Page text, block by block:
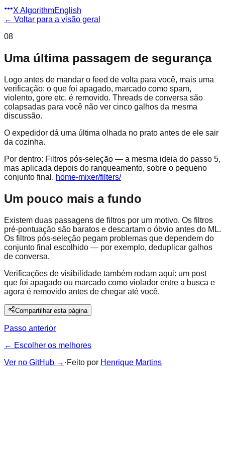
X AlgorithmEnglish
← Voltar para a visão geral
08
Uma última passagem de segurança
Logo antes de mandar o feed de volta para você, mais uma
verificação: o que foi apagado, marcado como spam,
violento, gore etc. é removido. Threads de conversa são
colapsadas para você não ver cinco galhos da mesma
discussão.
O expedidor dá uma última olhada no prato antes de ele sair
da cozinha.
Por dentro: Filtros pós-seleção — a mesma ideia do passo 5,
mas aplicada depois do ranqueamento, sobre o pequeno
conjunto final. home-mixer/filters/
Um pouco mais a fundo
Existem duas passagens de filtros por um motivo. Os filtros
pré-pontuação são baratos e descartam o óbvio antes do ML.
Os filtros pós-seleção pegam problemas que dependem do
conjunto final escolhido — por exemplo, deduplicar galhos
de conversa.
Verificações de visibilidade também rodam aqui: um post
que foi apagado ou marcado como violador entre a busca e
agora é removido antes de chegar até você.
Compartilhar esta página
Passo anterior
← Escolher os melhores
Ver no GitHub → ·Feito por Henrique Martins